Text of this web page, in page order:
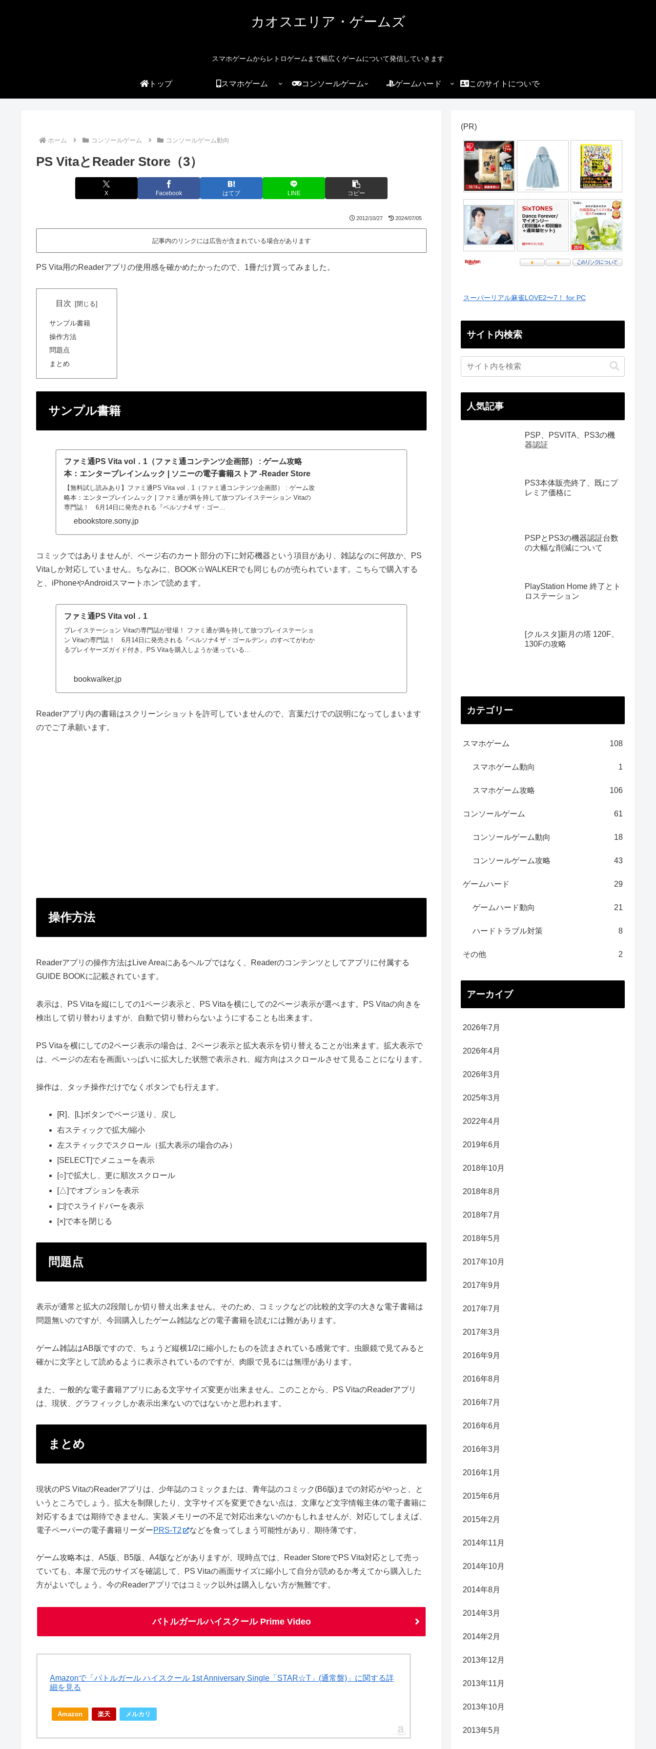
カオスエリア・ゲームズ
スマホゲームからレトロゲームまで幅広くゲームについて発信していきます
トップ スマホゲーム コンソールゲーム ゲームハード このサイトについて
ホーム コンソールゲーム コンソールゲーム動向
PS VitaとReader Store（3）
X Facebook はてブ LINE コピー
2012/10/27 2024/07/05
記事内のリンクには広告が含まれている場合があります
PS Vita用のReaderアプリの使用感を確かめたかったので、1冊だけ買ってみました。
目次
サンプル書籍
操作方法
問題点
まとめ
サンプル書籍
ファミ通PS Vita vol．1（ファミ通コンテンツ企画部） : ゲーム攻略
本：エンターブレインムック | ソニーの電子書籍ストア -Reader Store
【無料試し読みあり】ファミ通PS Vita vol．1（ファミ通コンテンツ企画部） : ゲーム攻
略本：エンターブレインムック | ファミ通が満を持して放つプレイステーション Vitaの
専門誌！ 6月14日に発売される『ペルソナ4 ザ・ゴー…
ebookstore.sony.jp
コミックではありませんが、ページ右のカート部分の下に対応機器という項目があり、雑誌なのに何故か、PS
Vitaしか対応していません。ちなみに、BOOK☆WALKERでも同じものが売られています。こちらで購入する
と、iPhoneやAndroidスマートホンで読めます。
ファミ通PS Vita vol．1
プレイステーション Vitaの専門誌が登場！ ファミ通が満を持して放つプレイステーショ
ン Vitaの専門誌！ 6月14日に発売される『ペルソナ4 ザ・ゴールデン』のすべてがわか
るプレイヤーズガイド付き。PS Vitaを購入しようか迷っている...
bookwalker.jp
Readerアプリ内の書籍はスクリーンショットを許可していませんので、言葉だけでの説明になってしまいます
のでご了承願います。
操作方法
Readerアプリの操作方法はLive Areaにあるヘルプではなく、Readerのコンテンツとしてアプリに付属する
GUIDE BOOKに記載されています。
表示は、PS Vitaを縦にしての1ページ表示と、PS Vitaを横にしての2ページ表示が選べます。PS Vitaの向きを
検出して切り替わりますが、自動で切り替わらないようにすることも出来ます。
PS Vitaを横にしての2ページ表示の場合は、2ページ表示と拡大表示を切り替えることが出来ます。拡大表示で
は、ページの左右を画面いっぱいに拡大した状態で表示され、縦方向はスクロールさせて見ることになります。
操作は、タッチ操作だけでなくボタンでも行えます。
[R]、[L]ボタンでページ送り、戻し
右スティックで拡大/縮小
左スティックでスクロール（拡大表示の場合のみ）
[SELECT]でメニューを表示
[○]で拡大し、更に順次スクロール
[△]でオプションを表示
[□]でスライドバーを表示
[×]で本を閉じる
問題点
表示が通常と拡大の2段階しか切り替え出来ません。そのため、コミックなどの比較的文字の大きな電子書籍は
問題無いのですが、今回購入したゲーム雑誌などの電子書籍を読むには難があります。
ゲーム雑誌はAB版ですので、ちょうど縦横1/2に縮小したものを読まされている感覚です。虫眼鏡で見てみると
確かに文字として読めるように表示されているのですが、肉眼で見るには無理があります。
また、一般的な電子書籍アプリにある文字サイズ変更が出来ません。このことから、PS VitaのReaderアプリ
は、現状、グラフィックしか表示出来ないのではないかと思われます。
まとめ
現状のPS VitaのReaderアプリは、少年誌のコミックまたは、青年誌のコミック(B6版)までの対応がやっと、と
いうところでしょう。拡大を制限したり、文字サイズを変更できない点は、文庫など文字情報主体の電子書籍に
対応するまでは期待できません。実装メモリーの不足で対応出来ないのかもしれませんが、対応してしまえば、
電子ペーパーの電子書籍リーダーPRS-T2 などを食ってしまう可能性があり、期待薄です。
ゲーム攻略本は、A5版、B5版、A4版などがありますが、現時点では、Reader StoreでPS Vita対応として売っ
ていても、本屋で元のサイズを確認して、PS Vitaの画面サイズに縮小して自分が読めるか考えてから購入した
方がよいでしょう。今のReaderアプリではコミック以外は購入しない方が無難です。
バトルガールハイスクール Prime Video
Amazonで「バトルガール ハイスクール 1st Anniversary Single「STAR☆T」(通常盤)」に関する詳
細を見る
Amazon 楽天 メルカリ
(PR)
スーパーリアル麻雀LOVE2〜7！ for PC
サイト内検索
人気記事
PSP、PSVITA、PS3の機
器認証
PS3本体販売終了、既にプ
レミア価格に
PSPとPS3の機器認証台数
の大幅な削減について
PlayStation Home 終了とト
ロステーション
[クルスタ]新月の塔 120F、
130Fの攻略
カテゴリー
スマホゲーム 108
スマホゲーム動向 1
スマホゲーム攻略 106
コンソールゲーム 61
コンソールゲーム動向 18
コンソールゲーム攻略 43
ゲームハード 29
ゲームハード動向 21
ハードトラブル対策 8
その他 2
アーカイブ
2026年7月
2026年4月
2026年3月
2025年3月
2022年4月
2019年6月
2018年10月
2018年8月
2018年7月
2018年5月
2017年10月
2017年9月
2017年7月
2017年3月
2016年9月
2016年8月
2016年7月
2016年6月
2016年3月
2016年1月
2015年6月
2015年2月
2014年11月
2014年10月
2014年8月
2014年3月
2014年2月
2013年12月
2013年11月
2013年10月
2013年5月